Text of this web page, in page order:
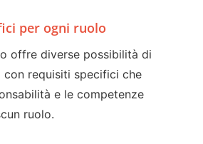
per ogni ruolo
offre diverse possibilità di
con requisiti specifici che
e le competenze
ruolo.